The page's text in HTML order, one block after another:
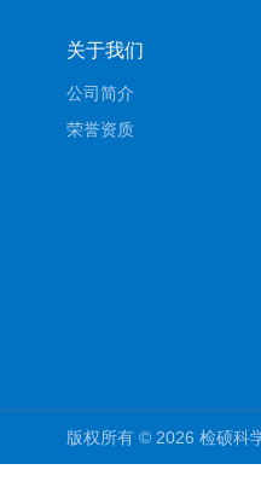
关于我们
公司简介
荣誉资质
版权所有 © 2026 检硕